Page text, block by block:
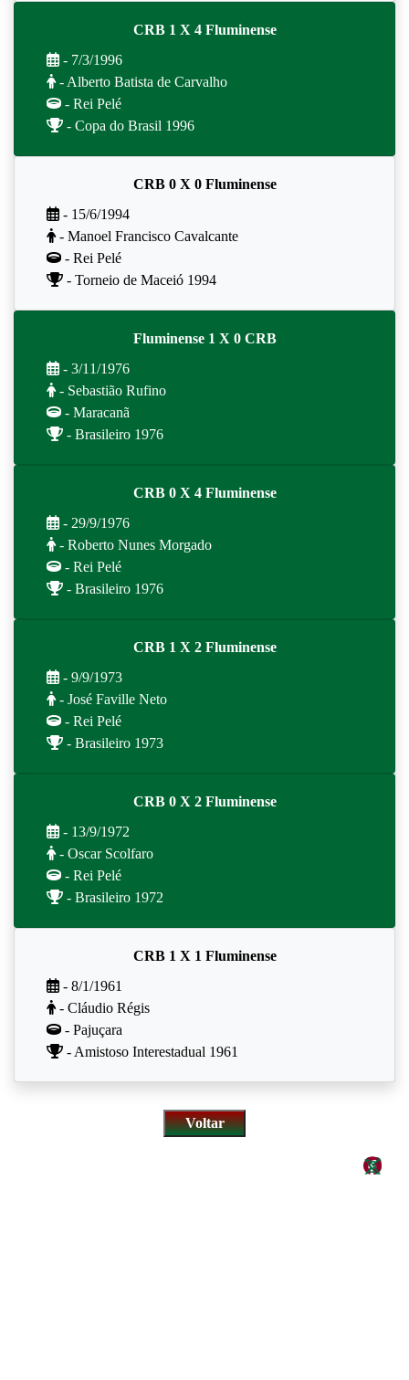
CRB 1 X 4 Fluminense
- 7/3/1996
- Alberto Batista de Carvalho
- Rei Pelé
- Copa do Brasil 1996
CRB 0 X 0 Fluminense
- 15/6/1994
- Manoel Francisco Cavalcante
- Rei Pelé
- Torneio de Maceió 1994
Fluminense 1 X 0 CRB
- 3/11/1976
- Sebastião Rufino
- Maracanã
- Brasileiro 1976
CRB 0 X 4 Fluminense
- 29/9/1976
- Roberto Nunes Morgado
- Rei Pelé
- Brasileiro 1976
CRB 1 X 2 Fluminense
- 9/9/1973
- José Faville Neto
- Rei Pelé
- Brasileiro 1973
CRB 0 X 2 Fluminense
- 13/9/1972
- Oscar Scolfaro
- Rei Pelé
- Brasileiro 1972
CRB 1 X 1 Fluminense
- 8/1/1961
- Cláudio Régis
- Pajuçara
- Amistoso Interestadual 1961